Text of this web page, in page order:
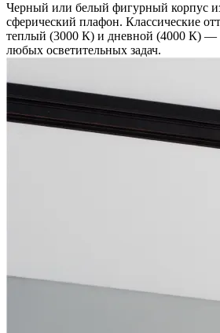
Черный или белый фигурный корпус
сферический плафон. Классические
теплый (3000 К) и дневной (4000 К) —
любых осветительных задач.